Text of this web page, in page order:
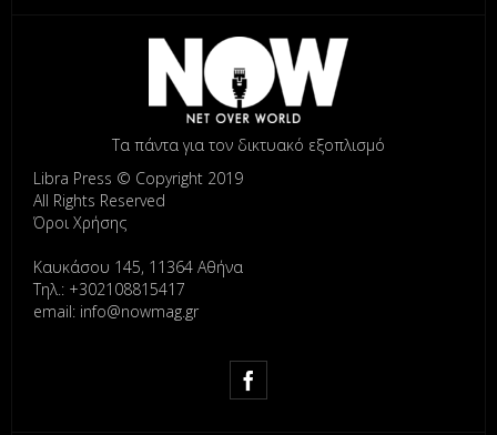
Τα πάντα για τον δικτυακό εξοπλισμό
Libra Press © Copyright 2019
All Rights Reserved
Όροι Χρήσης
Καυκάσου 145, 11364 Αθήνα
Τηλ.: +302108815417
email: info@nowmag.gr